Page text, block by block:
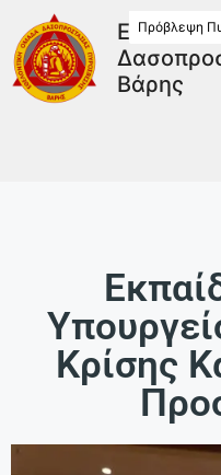
Βάρης
Πρόβλεψη
Κρίσης